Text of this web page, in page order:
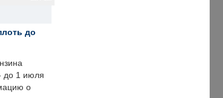
до
до 1 июля
о